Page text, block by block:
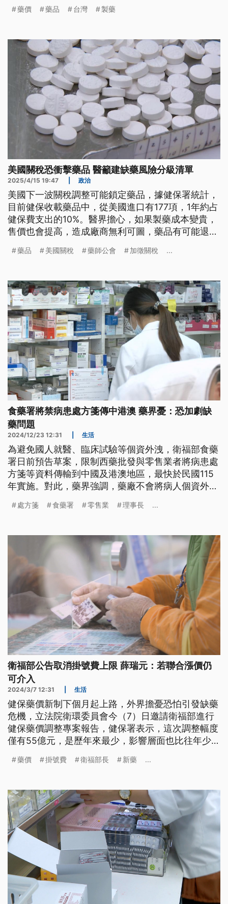
醒，新藥影響最顯著，恐出現延後上市狀況。衛福部
藥價 藥品 台灣 製藥
美國關稅恐衝擊藥品 醫籲建缺藥風險分級清單
2025/4/15 19:47 政治
美國下一波關稅調整可能鎖定藥品，據健保署統計，
目前健保收載藥品中，從美國進口有177項，1年約占
健保費支出的10%。醫界擔心，如果製藥成本變貴，
售價也會提高，造成廠商無利可圖，藥品有可能退出
應建立缺藥風險分級清單。台灣癌症基金會表示，癌
者的用藥權。
藥品 美國關稅 藥師公會 加徵關稅 ...
食藥署將禁病患處方箋傳中港澳 藥界憂：恐加劇缺
藥問題
2024/12/23 12:31 生活
為避免國人就醫、臨床試驗等個資外洩，衛福部食藥
署日前預告草案，限制西藥批發與零售業者將病患處
方箋等資料傳輸到中國及港澳地區，最快於民國115
年實施。對此，藥界強調，藥廠不會將病人個資外洩
一旦通過，缺藥問題恐加劇，並批評政策不應政治
處方箋 食藥署 零售業 理事長 ...
衛福部公告取消掛號費上限 薛瑞元：若聯合漲價仍
可介入
2024/3/7 12:31 生活
健保藥價新制下個月起上路，外界擔憂恐怕引發缺藥
危機，立法院衛環委員會今（7）日邀請衛福部進行
健保藥價調整專案報告，健保署表示，這次調整幅度
僅有55億元，是歷年來最少，影響層面也比往年少。
民眾憂心掛號費無限上漲，衛福部長瑞元強調，台灣
地方衛生局仍可介入。
藥價 掛號費 衛福部長 新藥 ...